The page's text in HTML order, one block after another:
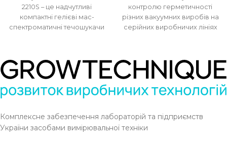
2210S – це надчутливі
компактні гелієві мас-
спектроматичні течошукачи
відразу ж після включення.
контролю герметичності
різних вакуумних виробів на
серійних виробничих лініях
Комплексне забезпечення лабораторій та підприємств
України засобами вимірювальної техніки